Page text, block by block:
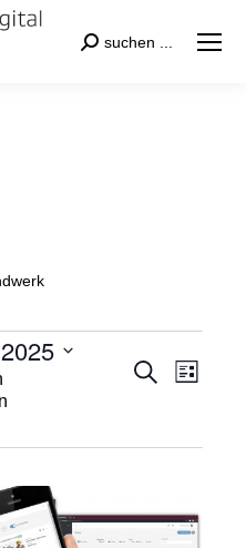
Search:
suchen ...
und
Suche
Liste